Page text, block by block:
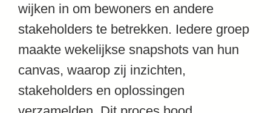
wijken in om bewoners en andere
stakeholders te betrekken. Iedere groep
maakte wekelijkse snapshots van hun
canvas, waarop zij inzichten,
stakeholders en oplossingen